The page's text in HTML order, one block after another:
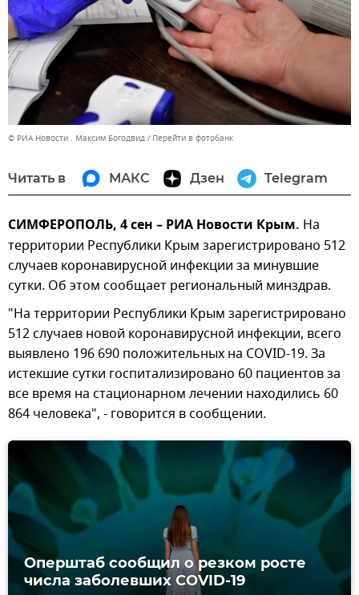
© РИА Новости . Максим Богодвид Перейти в фотобанк
Читать в МАКС Дзен Telegram
СИМФЕРОПОЛЬ, 4 сен – РИА Новости Крым. На
территории Республики Крым зарегистрировано 512
случаев коронавирусной инфекции за минувшие
сутки. Об этом сообщает региональный минздрав.
"На территории Республики Крым зарегистрировано
512 случаев новой коронавирусной инфекции, всего
выявлено 196 690 положительных на COVID-19. За
истекшие сутки госпитализировано 60 пациентов за
все время на стационарном лечении находились 60
864 человека", - говорится в сообщении.
Оперштаб сообщил о резком росте
числа заболевших COVID-19